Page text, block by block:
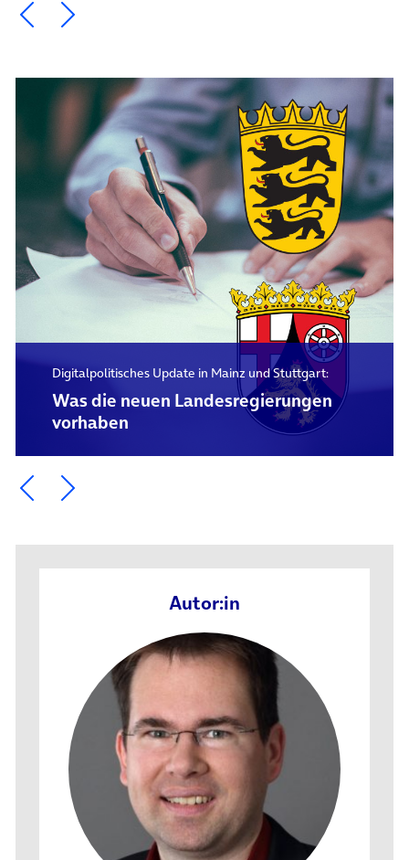
Ein Element zurück blättern
Ein Element weiter blättern
Digitalpolitisches Update in Mainz und Stuttgart:
Was die neuen Landesregierungen
vorhaben
Ein Element zurück blättern
Ein Element weiter blättern
Autor:in